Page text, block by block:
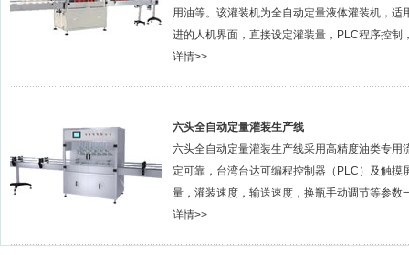
用油等。该灌装机为全自动定量液体灌装机，
进的人机界面，直接设定灌装量，PLC程序控制
详情>>
六头全自动定量灌装生产线
六头全自动定量灌装生产线采用高精度油类专
定可靠，台湾台达可编程控制器（PLC）及触
量，灌装速度，输送速度，换瓶手动调节等参数
详情>>